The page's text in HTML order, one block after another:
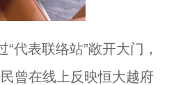
表联络站”敞开大门，
曾在线上反映恒大越府